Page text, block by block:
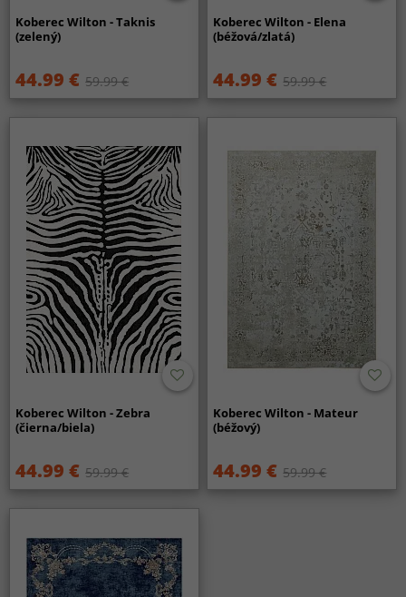
Koberec Wilton - Taknis
(zelený)
44.99 € 59.99 €
Koberec Wilton - Elena
(béžová/zlatá)
44.99 € 59.99 €
Koberec Wilton - Zebra
(čierna/biela)
44.99 € 59.99 €
Koberec Wilton - Mateur
(béžový)
44.99 € 59.99 €